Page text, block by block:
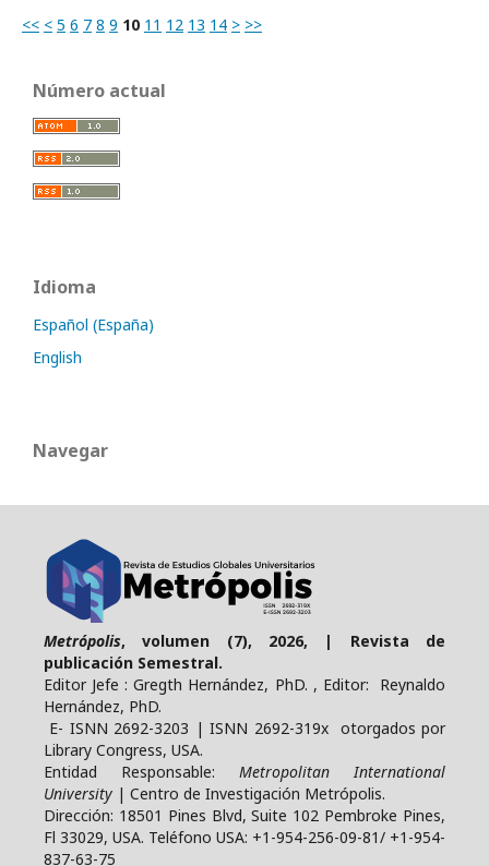
<< < 5 6 7 8 9 10 11 12 13 14 > >>
Número actual
Idioma
Español (España)
English
Navegar
Metrópolis, volumen (7), 2026, | Revista de
publicación Semestral.
Editor Jefe : Gregth Hernández, PhD. , Editor: Reynaldo
Hernández, PhD.
E- ISNN 2692-3203 | ISNN 2692-319x otorgados por
Library Congress, USA.
Entidad Responsable: Metropolitan International
University | Centro de Investigación Metrópolis.
Dirección: 18501 Pines Blvd, Suite 102 Pembroke Pines,
Fl 33029, USA. Teléfono USA: +1-954-256-09-81/ +1-954-
837-63-75